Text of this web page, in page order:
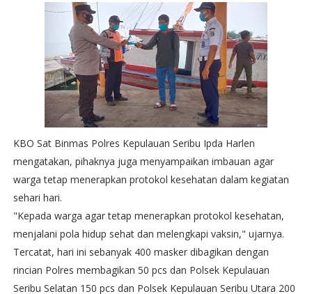
KBO Sat Binmas Polres Kepulauan Seribu Ipda Harlen
mengatakan, pihaknya juga menyampaikan imbauan agar
warga tetap menerapkan protokol kesehatan dalam kegiatan
sehari hari.
"Kepada warga agar tetap menerapkan protokol kesehatan,
menjalani pola hidup sehat dan melengkapi vaksin," ujarnya.
Tercatat, hari ini sebanyak 400 masker dibagikan dengan
rincian Polres membagikan 50 pcs dan Polsek Kepulauan
Seribu Selatan 150 pcs dan Polsek Kepulauan Seribu Utara 200